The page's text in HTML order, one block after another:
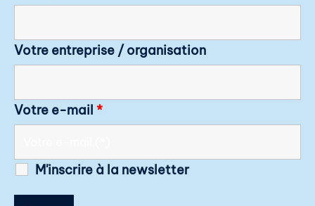
Votre entreprise / organisation
Votre e-mail *
M'inscrire à la newsletter